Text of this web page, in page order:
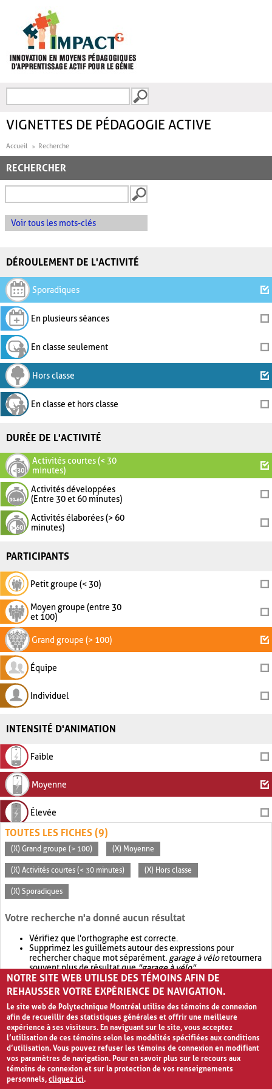
FORMULAIRE DE
VIGNETTES DE PÉDAGOGIE ACTIVE
Accueil Recherche
RECHERCHER
Voir tous les mots-clés
DÉROULEMENT DE L'ACTIVITÉ
Sporadiques
En plusieurs séances
En classe seulement
Hors classe
En classe et hors classe
DURÉE DE L'ACTIVITÉ
Activités courtes (< 30
minutes)
Activités développées
(Entre 30 et 60 minutes)
Activités élaborées (> 60
minutes)
PARTICIPANTS
Petit groupe (< 30)
Moyen groupe (entre 30
et 100)
Grand groupe (> 100)
Équipe
Individuel
INTENSITÉ D'ANIMATION
Faible
Moyenne
Élevée
TOUTES LES FICHES (9)
(X) Grand groupe (> 100) (X) Moyenne
(X) Activités courtes (< 30 minutes) (X) Hors classe
(X) Sporadiques
Votre recherche n'a donné aucun résultat
Vérifiez que l'orthographe est correcte.
Supprimez les guillemets autour des expressions pour
rechercher chaque mot séparément. garage à véloretournera
souvent plus de résultat que"garage à vélo".
Envisagez d'élargir votre recherche avec OR.garage OR vélo
retournera souvent plus de résultat quegarage à vélo
NOTRE SITE WEB UTILISE DES TÉMOINS AFIN DE
REHAUSSER VOTRE EXPÉRIENCE DE NAVIGATION.
Le site web de Polytechnique Montréal utilise des témoins de connexion
afin de recueillir des statistiques générales et offrir une meilleure
expérience à ses visiteurs. En naviguant sur le site, vous acceptez
l’utilisation de ces témoins selon les modalités spécifiées aux conditions
d’utilisation. Vous pouvez refuser les témoins de connexion en modifiant
vos paramètres de navigation. Pour en savoir plus sur le recours aux
témoins de connexion et sur la protection de vos renseignements
personnels,cliquez ici.